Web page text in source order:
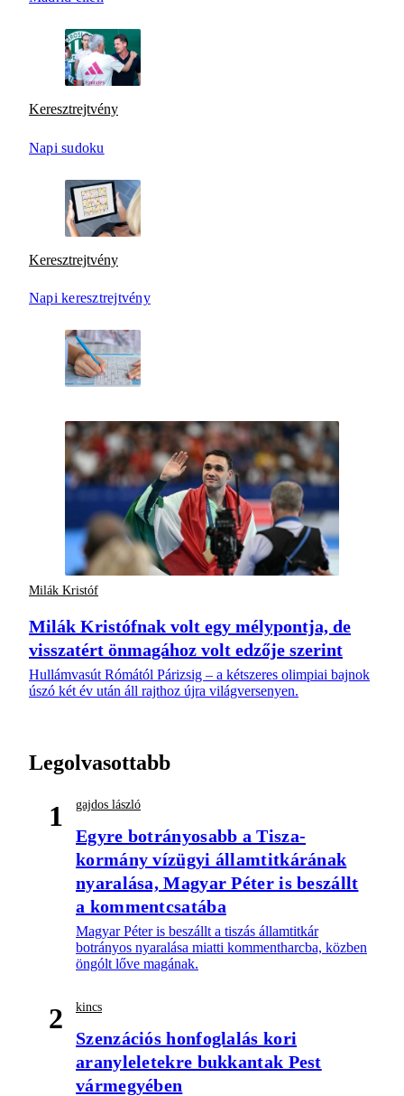
Keresztrejtvény
Napi sudoku
Keresztrejtvény
Napi keresztrejtvény
Milák Kristóf
Milák Kristófnak volt egy mélypontja, de
visszatért önmagához volt edzője szerint
Hullámvasút Rómától Párizsig – a kétszeres olimpiai bajnok
úszó két év után áll rajthoz újra világversenyen.
Legolvasottabb
1 gajdos lászló
Egyre botrányosabb a Tisza-
kormány vízügyi államtitkárának
nyaralása, Magyar Péter is beszállt
a kommentcsatába
Magyar Péter is beszállt a tiszás államtitkár
botrányos nyaralása miatti kommentharcba, közben
öngólt lőve magának.
2 kincs
Szenzációs honfoglalás kori
aranyleletekre bukkantak Pest
vármegyében